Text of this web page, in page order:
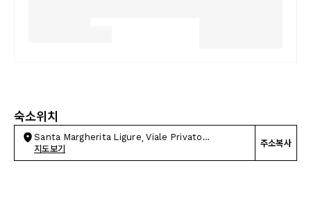
숙소위치
Santa Margherita Ligure, Viale Privato
Benedetto Costa
지도보기
주소복사